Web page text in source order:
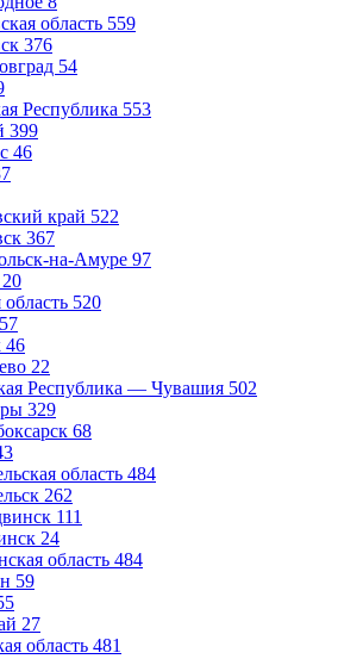
область 559
376
54
Республика 553
399
46
край 522
367
на-Амуре 97
20
520
46
22
Республика — Чувашия 502
329
68
область 484
262
111
24
область 484
59
27
область 481